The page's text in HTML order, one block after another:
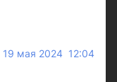
19 мая 2024 12:04